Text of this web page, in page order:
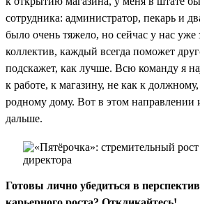
сотрудника: администратор, пекарь и
было очень тяжело, но сейчас у нас уже
коллектив, каждый всегда поможет
подскажет, как лучше. Всю команду я
к работе, к магазину, не как к
родному дому. Вот в этом направлении
дальше.
Готовы лично убедиться в